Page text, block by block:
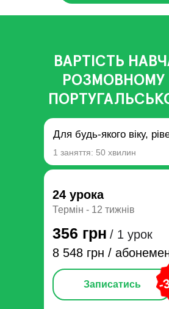
ВАРТІСТЬ
РОЗМОВНОМУ
Записатись
1 заняття: 50 хвилин
Для будь-якого віку,
8 548 грн /
/ 1 урок
356 грн
Термін - 12 тижнів
24 урока
-